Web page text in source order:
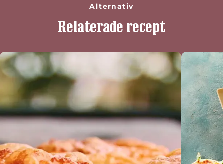
Alternativ
Relaterade recept